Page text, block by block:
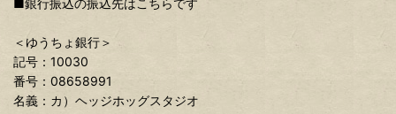
■銀行振込の振込先はこちらです
＜ゆうちょ銀行＞
記号：10030
番号：08658991
名義：カ）ヘッジホッグスタジオ